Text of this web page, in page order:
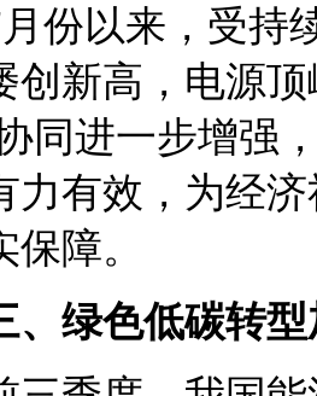
以来，受持续
创新高，电源
同进一步增强
力有效，为经
保障。
绿色低碳转型